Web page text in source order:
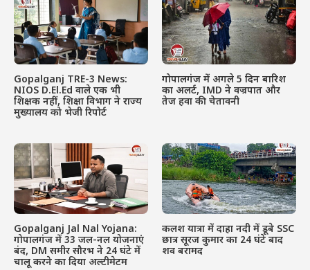
Gopalganj TRE-3 News:
NIOS D.El.Ed वाले एक भी
शिक्षक नहीं, शिक्षा विभाग ने राज्य
मुख्यालय को भेजी रिपोर्ट
गोपालगंज में अगले 5 दिन बारिश
का अलर्ट, IMD ने वज्रपात और
तेज हवा की चेतावनी
Gopalganj Jal Nal Yojana:
गोपालगंज में 33 जल-नल योजनाएं
बंद, DM समीर सौरभ ने 24 घंटे में
चालू करने का दिया अल्टीमेटम
कलश यात्रा में दाहा नदी में डूबे SSC
छात्र सूरज कुमार का 24 घंटे बाद
शव बरामद